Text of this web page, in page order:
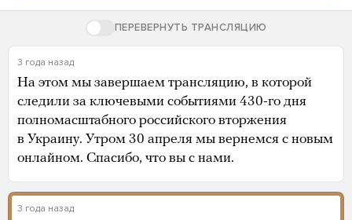
ПЕРЕВЕРНУТЬ ТРАНСЛЯЦИЮ
3 года назад
На этом мы завершаем трансляцию, в которой
следили за ключевыми событиями 430-го дня
полномасштабного российского вторжения
в Украину. Утром 30 апреля мы вернемся с новым
онлайном. Спасибо, что вы с нами.
3 года назад